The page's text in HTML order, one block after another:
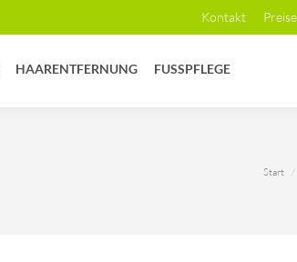
Kontakt Preise
HAARENTFERNUNG FUSSPFLEGE
Sie
Start